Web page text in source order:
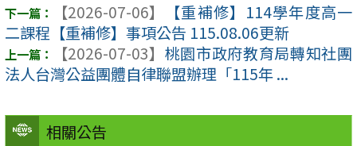
相關公告
【2026-07-06】
【重補修】114學年度高一
二課程【重補修】事項公告 115.08.06更新
【2026-07-03】 桃園市政府教育局轉知社團
法人台灣公益團體自律聯盟辦理「115年 ...